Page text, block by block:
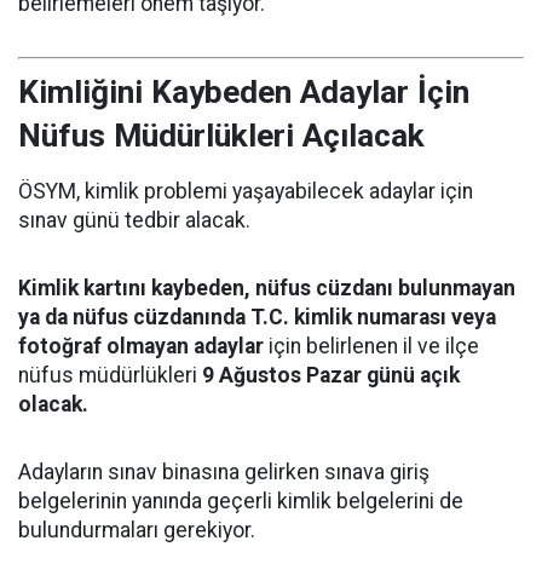
Kimliğini Kaybeden Adaylar İçin
Nüfus Müdürlükleri Açılacak
ÖSYM, kimlik problemi yaşayabilecek adaylar için
sınav günü tedbir alacak.
Kimlik kartını kaybeden, nüfus cüzdanı bulunmayan
ya da nüfus cüzdanında T.C. kimlik numarası veya
fotoğraf olmayan adaylar için belirlenen il ve ilçe
nüfus müdürlükleri 9 Ağustos Pazar günü açık
olacak.
Adayların sınav binasına gelirken sınava giriş
belgelerinin yanında geçerli kimlik belgelerini de
bulundurmaları gerekiyor.